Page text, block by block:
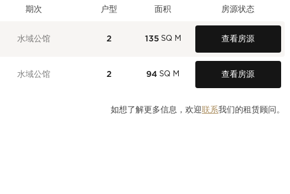
期次 户型 面积 房源状态
水域公馆 2 135 SQ M 查看房源
水域公馆 2 94 SQ M 查看房源
如想了解更多信息，欢迎联系我们的租赁顾问。